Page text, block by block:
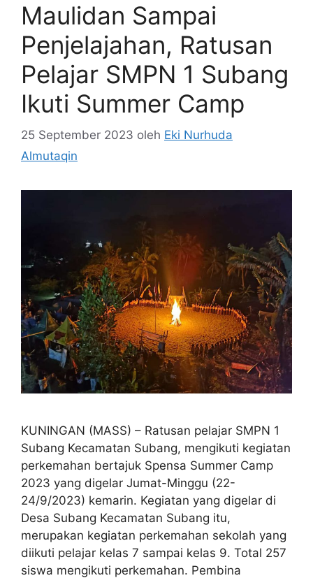
Maulidan Sampai
Penjelajahan, Ratusan
Pelajar SMPN 1 Subang
Ikuti Summer Camp
25 September 2023 oleh Eki Nurhuda
Almutaqin
KUNINGAN (MASS) – Ratusan pelajar SMPN 1
Subang Kecamatan Subang, mengikuti kegiatan
perkemahan bertajuk Spensa Summer Camp
2023 yang digelar Jumat-Minggu (22-
24/9/2023) kemarin. Kegiatan yang digelar di
Desa Subang Kecamatan Subang itu,
merupakan kegiatan perkemahan sekolah yang
diikuti pelajar kelas 7 sampai kelas 9. Total 257
siswa mengikuti perkemahan. Pembina